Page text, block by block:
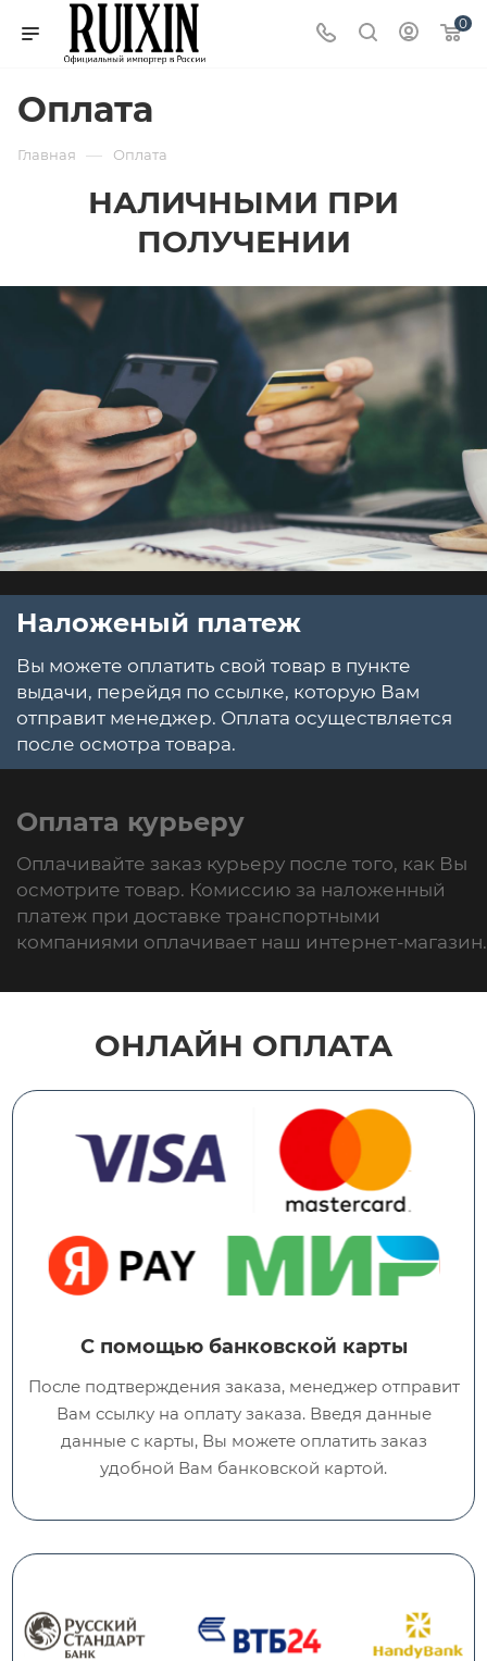
0
Оплата
Главная — Оплата
НАЛИЧНЫМИ ПРИ
ПОЛУЧЕНИИ
Наложеный платеж
Вы можете оплатить свой товар в пункте
выдачи, перейдя по ссылке, которую Вам
отправит менеджер. Оплата осуществляется
после осмотра товара.
Оплата курьеру
Оплачивайте заказ курьеру после того, как Вы
осмотрите товар. Комиссию за наложенный
платеж при доставке транспортными
компаниями оплачивает наш интернет-магазин.
ОНЛАЙН ОПЛАТА
С помощью банковской карты
После подтверждения заказа, менеджер отправит
Вам ссылку на оплату заказа. Введя данные
данные с карты, Вы можете оплатить заказ
удобной Вам банковской картой.